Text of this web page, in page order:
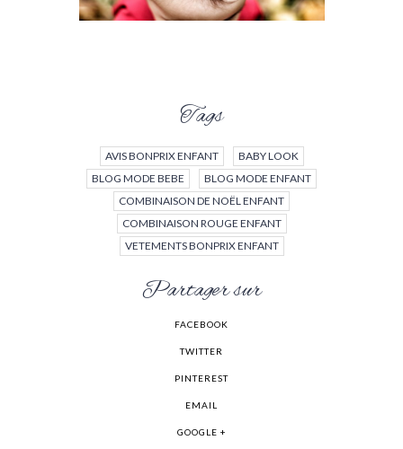
Tags
AVIS BONPRIX ENFANT
BABY LOOK
BLOG MODE BEBE
BLOG MODE ENFANT
COMBINAISON DE NOËL ENFANT
COMBINAISON ROUGE ENFANT
VETEMENTS BONPRIX ENFANT
Partager sur
FACEBOOK
TWITTER
PINTEREST
EMAIL
GOOGLE +